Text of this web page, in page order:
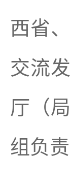
西省
交流
厅（
组负